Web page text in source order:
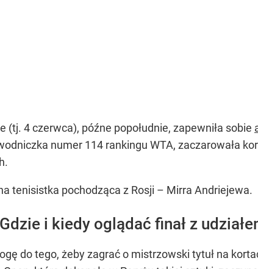
4 czerwca), późne popołudnie, zapewniła sobie
numer 114 rankingu WTA, zaczarowała
tenisistka pochodząca z Rosji – Mirra Andriejewa.
i kiedy oglądać finał z
do tego, żeby zagrać o mistrzowski tytuł na